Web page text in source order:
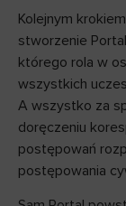
Kolejnym
stworzenie
którego rola w
wszystkich
A wszystko za
doręczeniu
postępowań
postępowania